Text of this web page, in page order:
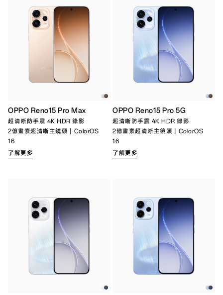
OPPO Reno15 Pro Max
超清晰防手震 4K HDR 錄影
2億畫素超清晰主鏡頭｜ColorOS
16
了解更多
OPPO Reno15 Pro 5G
超清晰防手震 4K HDR 錄影
2億畫素超清晰主鏡頭｜ColorOS
16
了解更多